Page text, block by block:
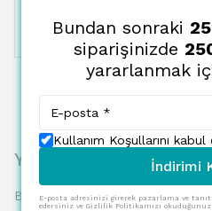
12 Taksit 4692.30
Yorumlar
Bu ürün için henüz yorum
Bundan sonraki
siparişinizde
yararlanmak
Kullanım Koşullarını
İndirimi
E-posta adresinizi girerek pazarlama ve
edersiniz ve Gizlilik Politikamızı